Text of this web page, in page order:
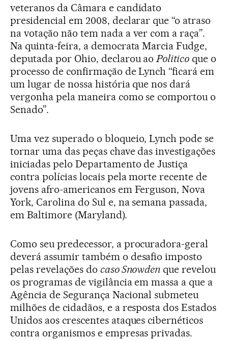
veteranos da Câmara e candidato
presidencial em 2008, declarar que “o atraso
na votação não tem nada a ver com a raça”.
Na quinta-feira, a democrata Marcia Fudge,
deputada por Ohio, declarou aoPolitico que o
processo de confirmação de Lynch “ficará em
um lugar de nossa história que nos dará
vergonha pela maneira como se comportou o
Senado”.
Uma vez superado o bloqueio, Lynch pode se
tornar uma das peças chave das investigações
iniciadas pelo Departamento de Justiça
contra polícias locais pela morte recente de
jovens afro-americanos em Ferguson, Nova
York, Carolina do Sul e, na semana passada,
em Baltimore (Maryland).
Como seu predecessor, a procuradora-geral
deverá assumir também o desafio imposto
pelas revelações do caso Snowden que revelou
os programas de vigilância em massa a que a
Agência de Segurança Nacional submeteu
milhões de cidadãos, e a resposta dos Estados
Unidos aos crescentes ataques cibernéticos
contra organismos e empresas privadas.